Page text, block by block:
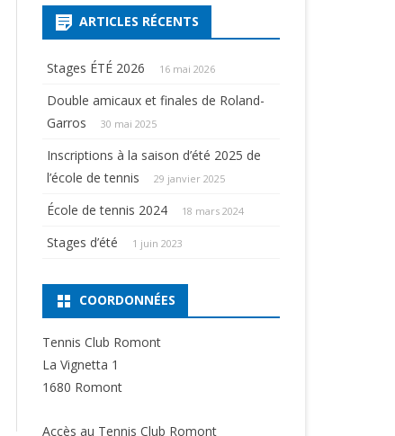
ARTICLES RÉCENTS
Stages ÉTÉ 2026 16 mai 2026
Double amicaux et finales de Roland-
Garros
30 mai 2025
Inscriptions à la saison d’été 2025 de
l’école de tennis
29 janvier 2025
École de tennis 2024 18 mars 2024
Stages d’été 1 juin 2023
COORDONNÉES
Tennis Club Romont
La Vignetta 1
1680 Romont
Accès au Tennis Club Romont